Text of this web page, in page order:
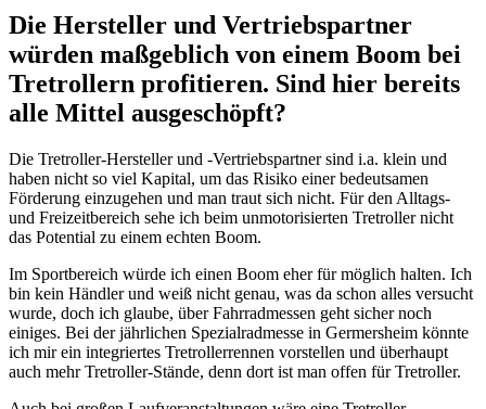
Die Hersteller und Vertriebspartner
würden maßgeblich von einem Boom bei
Tretrollern profitieren. Sind hier bereits
alle Mittel ausgeschöpft?
Die Tretroller-Hersteller und -Vertriebspartner sind i.a. klein und
haben nicht so viel Kapital, um das Risiko einer bedeutsamen
Förderung einzugehen und man traut sich nicht. Für den Alltags-
und Freizeitbereich sehe ich beim unmotorisierten Tretroller nicht
das Potential zu einem echten Boom.
Im Sportbereich würde ich einen Boom eher für möglich halten. Ich
bin kein Händler und weiß nicht genau, was da schon alles versucht
wurde, doch ich glaube, über Fahrradmessen geht sicher noch
einiges. Bei der jährlichen Spezialradmesse in Germersheim könnte
ich mir ein integriertes Tretrollerrennen vorstellen und überhaupt
auch mehr Tretroller-Stände, denn dort ist man offen für Tretroller.